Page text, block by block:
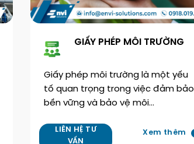
GIẤY PHÉP MÔI TRƯỜNG
Giấy phép môi trường là một yếu
tố quan trọng trong việc đảm bảo
bền vững và bảo vệ môi…
LIÊN HỆ TƯ
VẤN
Xem thêm